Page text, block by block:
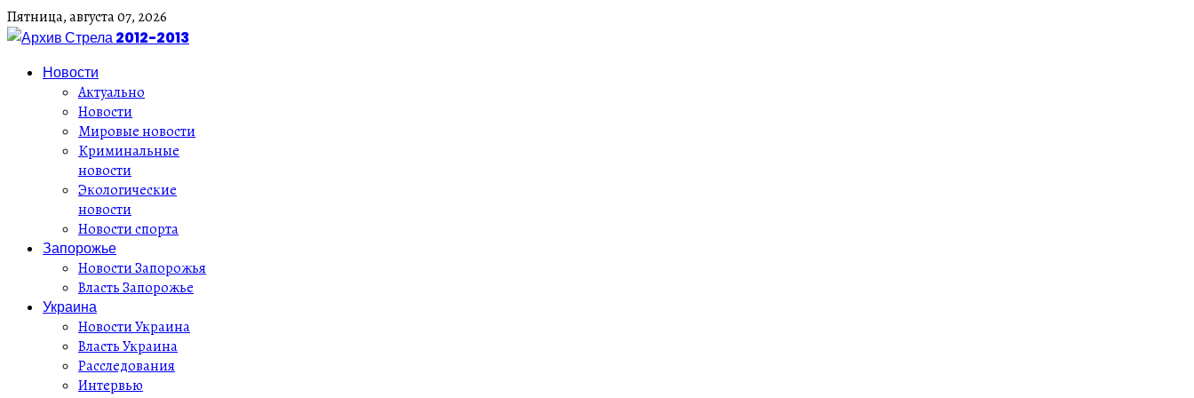
Пятница,августа07, 2026
Новости
Актуально
Новости
Мировые новости
Криминальные
новости
Экологические
новости
Новости спорта
Запорожье
Новости Запорожья
Власть Запорожье
Украина
Новости Украина
Власть Украина
Расследования
Интервью